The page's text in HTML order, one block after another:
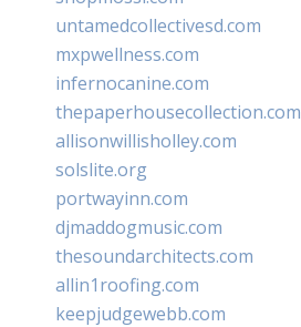
untamedcollectivesd.com
mxpwellness.com
infernocanine.com
thepaperhousecollection.com
allisonwillisholley.com
solslite.org
portwayinn.com
djmaddogmusic.com
thesoundarchitects.com
allin1roofing.com
keepjudgewebb.com